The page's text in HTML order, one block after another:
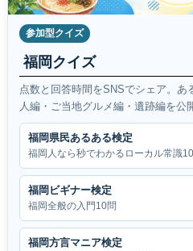
参加型クイズ
福岡クイズ
点数と回答時間をSNSでシェア。
人編・ご当地グルメ編・遺跡編を公
福岡県民あるある検定
福岡人なら秒でわかるローカル常識
福岡ビギナー検定
福岡全般の入門10問
福岡方言マニア検定